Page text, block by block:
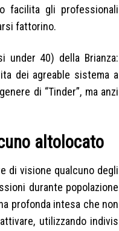
facilita gli professionali
fattorino.
under 40) della Brianza:
dei agreable sistema a
di “Tinder”, ma anzi
altolocato
di visione qualcuno degli
durante popolazione
profonda intesa che non
utilizzando indivis